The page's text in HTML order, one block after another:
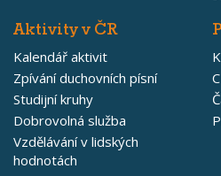
Aktivity v ČR
Kalendář aktivit
Zpívání duchovních písní
Studijní kruhy
Dobrovolná služba
Vzdělávání v lidských
hodnotách